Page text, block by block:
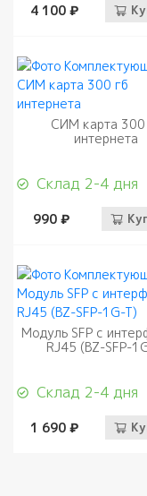
4 100 ₽
СИМ карта 300
интернета
Склад 2-4 дня
990 ₽
Модуль SFP с
RJ45 (BZ-SFP-
Склад 2-4 дня
1 690 ₽